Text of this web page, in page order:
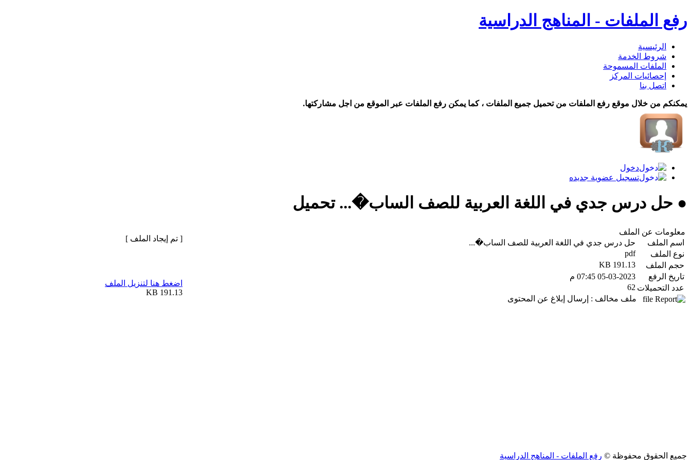
رفع الملفات - المناهج الدراسية
الرئيسية
شروط الخدمة
الملفات المسموحة
إحصائيات المركز
اتصل بنا
يمكنكم من خلال موقع رفع الملفات من تحميل جميع الملفات ، كما يمكن رفع الملفات عبر الموقع من اجل مشاركتها.
دخول
تسجيل عضوية جديده
● حل درس جدي في اللغة العربية للصف الساب�... تحميل
معلومات عن الملف
اسم الملف
حل درس جدي في اللغة العربية للصف الساب�...
نوع الملف
pdf
حجم الملف
191.13 KB
تاريخ الرفع
05-03-2023 07:45 م
عدد التحميلات 62
ملف مخالف : إرسال إبلاغ عن المحتوى
[ تم إيجاد الملف ]
اضغط هنا لتنزيل الملف
191.13 KB
جميع الحقوق محفوظة © رفع الملفات - المناهج الدراسية